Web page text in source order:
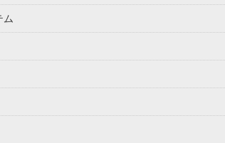
（クリアーコートなし アルミ素地 ）
（メッキ・スパッタリング）
（艶消〜半艶 マットカラー）
（クリアーなし ソリッドカラー塗装）
ム